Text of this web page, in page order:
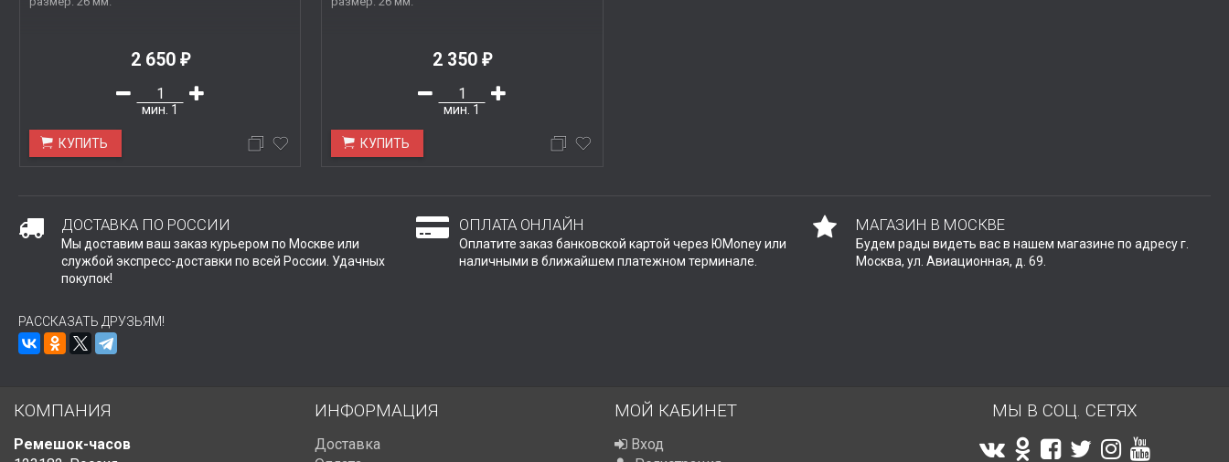
2 650 ₽
мин. 1
КУПИТЬ
2 350 ₽
мин. 1
КУПИТЬ
ДОСТАВКА ПО РОССИИ
Мы доставим ваш заказ курьером по Москве или
службой экспресс-доставки по всей России. Удачных
покупок!
ОПЛАТА ОНЛАЙН
Оплатите заказ банковской картой через ЮMoney или
наличными в ближайшем платежном терминале.
МАГАЗИН В МОСКВЕ
Будем рады видеть вас в нашем магазине по адресу г.
Москва, ул. Авиационная, д. 69.
РАССКАЗАТЬ ДРУЗЬЯМ!
КОМПАНИЯ
Ремешок-часов
ИНФОРМАЦИЯ
Доставка
МОЙ КАБИНЕТ
Вход
МЫ В СОЦ. СЕТЯХ